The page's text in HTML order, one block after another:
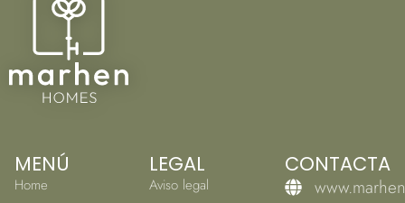
MENÚ
Home
LEGAL
Aviso legal
CONTACTA